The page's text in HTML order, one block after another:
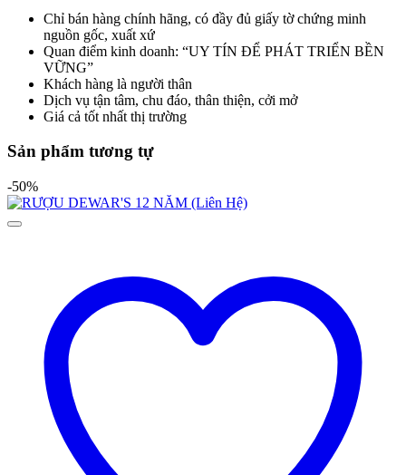
Chỉ bán hàng chính hãng, có đầy đủ giấy tờ chứng minh
nguồn gốc, xuất xứ
Quan điểm kinh doanh: “UY TÍN ĐỂ PHÁT TRIỂN BỀN
VỮNG”
Khách hàng là người thân
Dịch vụ tận tâm, chu đáo, thân thiện, cởi mở
Giá cả tốt nhất thị trường
Sản phẩm tương tự
-50%